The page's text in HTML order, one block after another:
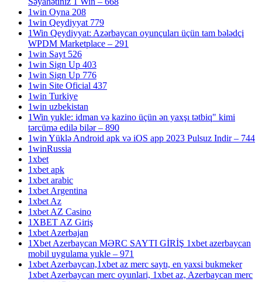
1win Oyna 208
1win Qeydiyyat 779
1Win Qeydiyyat: Azərbaycan oyunçuları üçün tam bələdçi
WPDM Marketplace – 291
1win Sayt 526
1win Sign Up 403
1win Sign Up 776
1win Site Oficial 437
1win Turkiye
1win uzbekistan
1Win yukle: idman və kazino üçün ən yaxşı tətbiq" kimi
tərcümə edilə bilər – 890
1win Yüklə Android apk və iOS app 2023 Pulsuz Indir – 744
1winRussia
1xbet
1xbet apk
1xbet arabic
1xbet Argentina
1xbet Az
1xbet AZ Casino
1XBET AZ Giriş
1xbet Azerbajan
1Xbet Azerbaycan MƏRC SAYTI GİRİŞ 1xbet azerbaycan
mobil uygulama yukle – 971
1xbet Azerbaycan,1xbet az merc saytı, en yaxsi bukmeker
1xbet Azerbaycan merc oyunlari, 1xbet az, Azerbaycan merc